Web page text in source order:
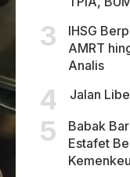
IHSG
AMRT
Analis
Jalan
Babak
Estafet
Kemenkeu